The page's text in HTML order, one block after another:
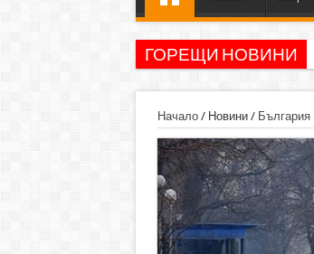
ГОРЕЩИ НОВИНИ
Начало/ Новини/ България